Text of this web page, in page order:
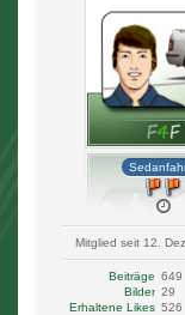
Mitglied seit 12.
Beiträge 649
Bilder 29
Erhaltene Likes 526